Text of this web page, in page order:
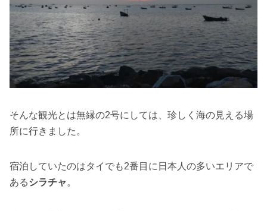
そんな観光とは無縁の2号にしては、珍しく海の見える場
所に行きました。
宿泊していたのはタイでも2番目に日本人の多いエリアで
あるシラチャ 。